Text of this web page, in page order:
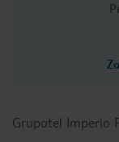
Grupotel Imperio